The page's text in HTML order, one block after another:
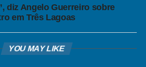
diz Angelo Guerreiro sobre
em Três Lagoas
YOU MAY LIKE